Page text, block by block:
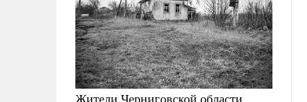
Жители Черниговской области